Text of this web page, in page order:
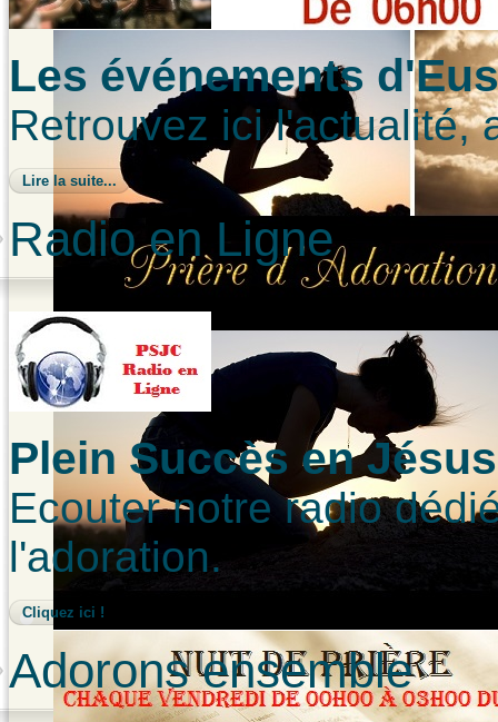
Les événements
Retrouvez ici l'actualité,
Lire la suite...
Radio en Ligne
Plein Succès en
Ecouter notre radio
l'adoration.
Cliquez ici !
Adorons ensemble